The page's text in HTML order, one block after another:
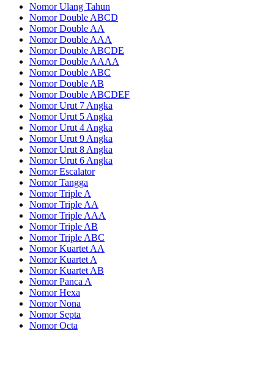
Nomor Ulang Tahun
Nomor Double ABCD
Nomor Double AA
Nomor Double AAA
Nomor Double ABCDE
Nomor Double AAAA
Nomor Double ABC
Nomor Double AB
Nomor Double ABCDEF
Nomor Urut 7 Angka
Nomor Urut 5 Angka
Nomor Urut 4 Angka
Nomor Urut 9 Angka
Nomor Urut 8 Angka
Nomor Urut 6 Angka
Nomor Escalator
Nomor Tangga
Nomor Triple A
Nomor Triple AA
Nomor Triple AAA
Nomor Triple AB
Nomor Triple ABC
Nomor Kuartet AA
Nomor Kuartet A
Nomor Kuartet AB
Nomor Panca A
Nomor Hexa
Nomor Nona
Nomor Septa
Nomor Octa